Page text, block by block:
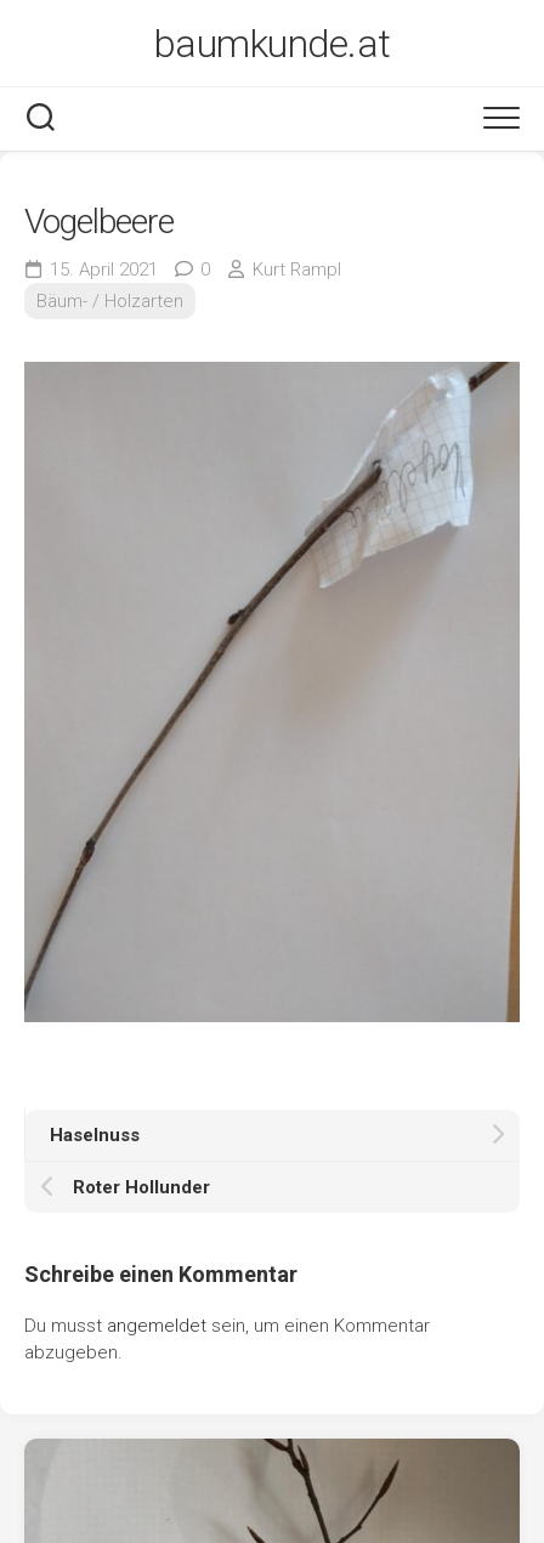
baumkunde.at
Vogelbeere
15. April 2021 0
Kurt Rampl
Bäum- / Holzarten
Haselnuss
Roter Hollunder
Schreibe einen Kommentar
Du musst angemeldet sein, um einen Kommentar
abzugeben.